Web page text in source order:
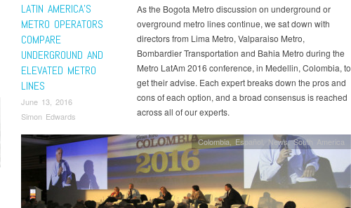
LATIN AMERICA’S
METRO OPERATORS
COMPARE
UNDERGROUND AND
ELEVATED METRO
LINES
June 13, 2016
Simon Edwards
As the Bogota Metro discussion on underground or
overground metro lines continue, we sat down with
directors from Lima Metro, Valparaiso Metro,
Bombardier Transportation and Bahia Metro during the
Metro LatAm 2016 conference, in Medellin, Colombia, to
get their advise. Each expert breaks down the pros and
cons of each option, and a broad consensus is reached
across all of our experts.
Colombia,Español News,South America